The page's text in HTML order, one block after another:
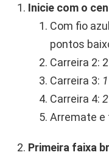
Inicie com o
Com fio
pontos
Carreira 2:
Carreira 3:
Carreira 4:
Arremate e
Primeira faixa